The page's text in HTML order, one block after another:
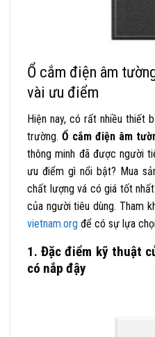
Ổ cắm điện âm
vài ưu điểm
Hiện nay, có rất nhiều thiết
trường. Ổ cắm điện âm
thông minh đã được người
ưu điểm gì nổi bật? Mua
chất lượng vá có giá tốt
của người tiêu dùng. Tham
vietnam.org để có sự lựa
1. Đặc điểm kỹ thuật
có nắp đậy